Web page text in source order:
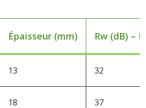
Épaisseur (mm) Rw (dB) –
13 32
18 37